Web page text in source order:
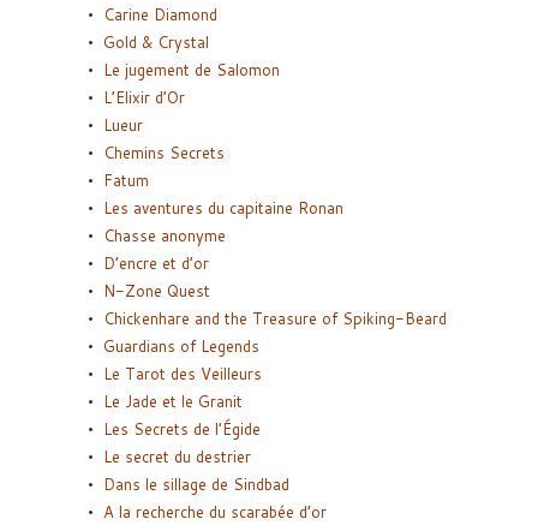
Carine Diamond
Gold & Crystal
Le jugement de Salomon
L’Elixir d’Or
Lueur
Chemins Secrets
Fatum
Les aventures du capitaine Ronan
Chasse anonyme
D’encre et d’or
N-Zone Quest
Chickenhare and the Treasure of Spiking-Beard
Guardians of Legends
Le Tarot des Veilleurs
Le Jade et le Granit
Les Secrets de l’Égide
Le secret du destrier
Dans le sillage de Sindbad
A la recherche du scarabée d’or